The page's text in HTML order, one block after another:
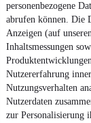
personenbezogene
abrufen können. Die
Anzeigen (auf
Inhaltsmessungen
Nutzererfahrung
Nutzungsverhalten
Nutzerdaten
zur Personalisierung
Report Security
ObNeuwagen,